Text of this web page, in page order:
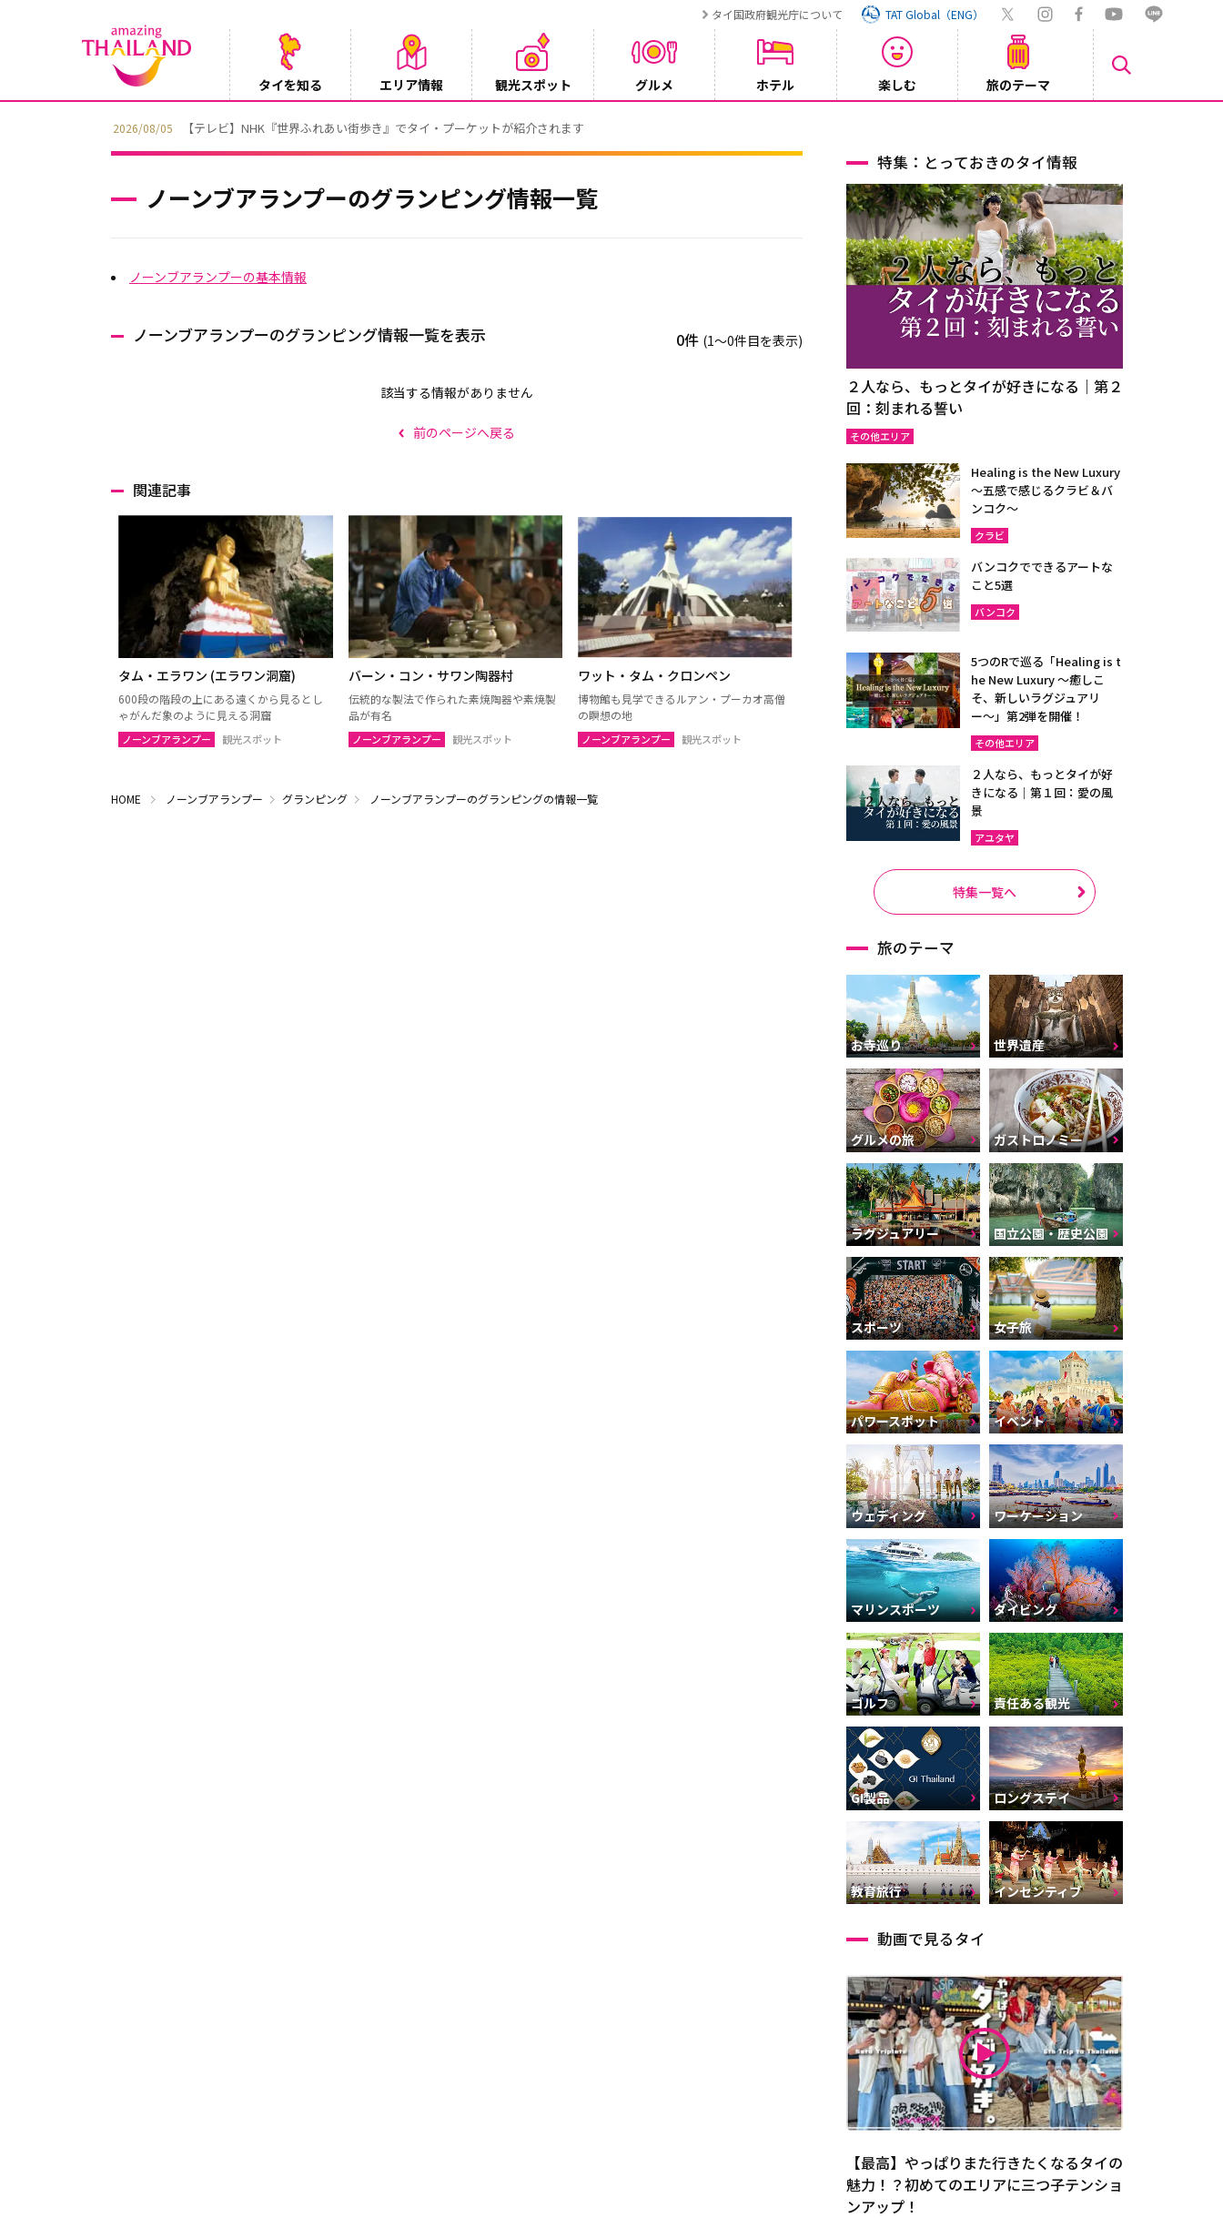
タイ国政府観光庁について TAT Global（ENG）
タイを知る エリア情報 観光スポット グルメ ホテル 楽しむ 旅のテーマ
2026/08/05 【テレビ】NHK『世界ふれあい街歩き』でタイ・プーケットが紹介されます
ノーンブアランプーのグランピング情報一覧
ノーンブアランプーの基本情報
ノーンブアランプーのグランピング情報一覧を表示 0件 (1〜0件目を表示)
該当する情報がありません
前のページへ戻る
関連記事
タム・エラワン (エラワン洞窟)
600段の階段の上にある遠くから見るとし
ゃがんだ象のように見える洞窟
ノーンブアランプー 観光スポット
バーン・コン・サワン陶器村
伝統的な製法で作られた素焼陶器や素焼製
品が有名
ノーンブアランプー 観光スポット
ワット・タム・クロンペン
博物館も見学できるルアン・プーカオ高僧
の瞑想の地
ノーンブアランプー 観光スポット
HOME ノーンブアランプー グランピング ノーンブアランプーのグランピングの情報一覧
特集：とっておきのタイ情報
２人なら、もっとタイが好きになる｜第２
回：刻まれる誓い
その他エリア
Healing is the New Luxury
～五感で感じるクラビ＆バ
ンコク～
クラビ
バンコクでできるアートな
こと5選
バンコク
5つのRで巡る「Healing is t
he New Luxury ～癒しこ
そ、新しいラグジュアリ
ー〜」第2弾を開催！
その他エリア
２人なら、もっとタイが好
きになる｜第１回：愛の風
景
アユタヤ
特集一覧へ
旅のテーマ
お寺巡り 世界遺産
グルメの旅 ガストロノミー
ラグジュアリー 国立公園・歴史公園
スポーツ 女子旅
パワースポット イベント
ウェディング ワーケーション
マリンスポーツ ダイビング
ゴルフ 責任ある観光
GI製品 ロングステイ
教育旅行 インセンティブ
動画で見るタイ
【最高】やっぱりまた行きたくなるタイの
魅力！？初めてのエリアに三つ子テンショ
ンアップ！